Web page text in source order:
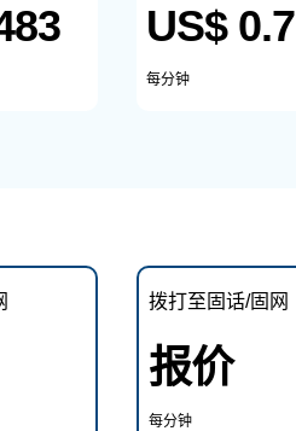
US$ 0.7
每分钟
拨打至固话/固网
报价
每分钟